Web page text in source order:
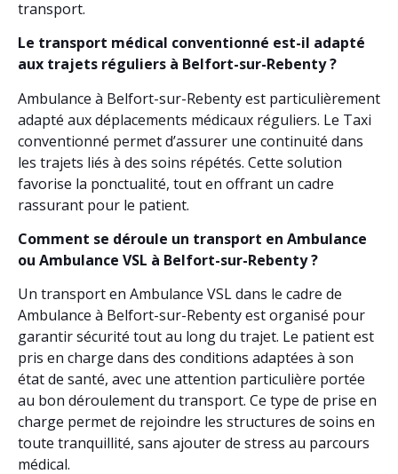
transport.
Le transport médical conventionné est-il adapté
aux trajets réguliers à Belfort-sur-Rebenty ?
Ambulance à Belfort-sur-Rebenty est particulièrement
adapté aux déplacements médicaux réguliers. Le Taxi
conventionné permet d’assurer une continuité dans
les trajets liés à des soins répétés. Cette solution
favorise la ponctualité, tout en offrant un cadre
rassurant pour le patient.
Comment se déroule un transport en Ambulance
ou Ambulance VSL à Belfort-sur-Rebenty ?
Un transport en Ambulance VSL dans le cadre de
Ambulance à Belfort-sur-Rebenty est organisé pour
garantir sécurité tout au long du trajet. Le patient est
pris en charge dans des conditions adaptées à son
état de santé, avec une attention particulière portée
au bon déroulement du transport. Ce type de prise en
charge permet de rejoindre les structures de soins en
toute tranquillité, sans ajouter de stress au parcours
médical.